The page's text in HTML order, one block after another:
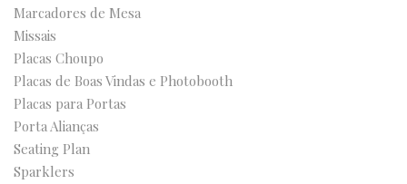
Marcadores de Mesa
Missais
Placas Choupo
Placas de Boas Vindas e Photobooth
Placas para Portas
Porta Alianças
Seating Plan
Sparklers